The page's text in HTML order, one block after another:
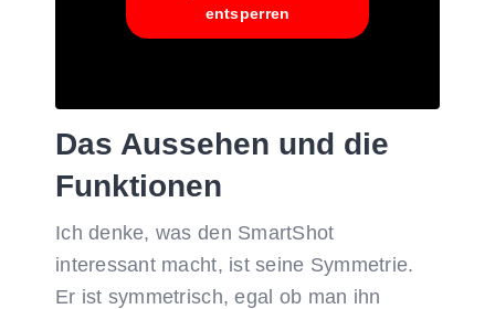
entsperren
Das Aussehen und die
Funktionen
Ich denke, was den SmartShot
interessant macht, ist seine Symmetrie.
Er ist symmetrisch, egal ob man ihn